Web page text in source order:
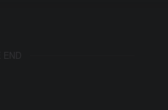
END